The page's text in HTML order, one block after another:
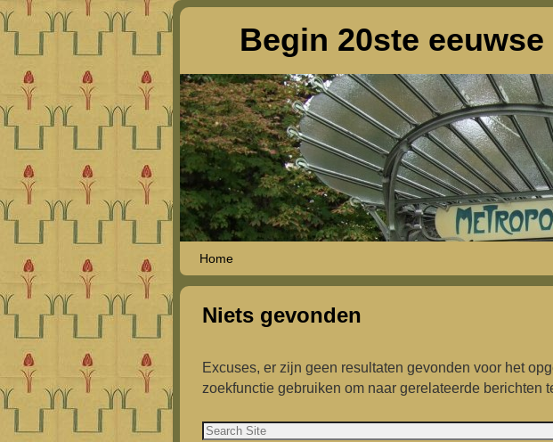
Begin 20ste
Home
Niets gevonden
Excuses, er zijn geen resultaten gevonden voor het
zoekfunctie gebruiken om naar gerelateerde berichten